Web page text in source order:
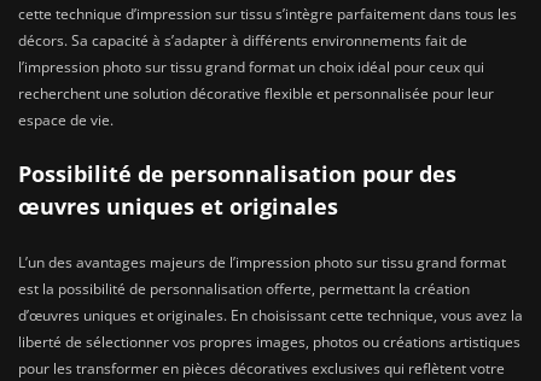
cette technique d’impression sur tissu s’intègre parfaitement dans tous les
décors. Sa capacité à s’adapter à différents environnements fait de
l’impression photo sur tissu grand format un choix idéal pour ceux qui
recherchent une solution décorative flexible et personnalisée pour leur
espace de vie.
Possibilité de personnalisation pour des
œuvres uniques et originales
L’un des avantages majeurs de l’impression photo sur tissu grand format
est la possibilité de personnalisation offerte, permettant la création
d’œuvres uniques et originales. En choisissant cette technique, vous avez la
liberté de sélectionner vos propres images, photos ou créations artistiques
pour les transformer en pièces décoratives exclusives qui reflètent votre